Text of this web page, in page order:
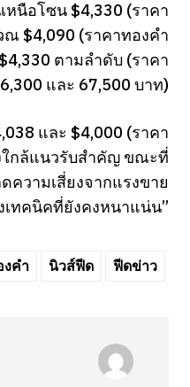
หนือโซน $4,330 (ราคา
$4,090 (ราคาทองคำ
ตามลำดับ (ราคา
และ 67,500 บาท)
และ $4,000 (ราคา
ใกล้แนวรับสำคัญ ขณะที่
ความเสี่ยงจากแรงขาย
เทคนิคที่ยังคงหนาแน่น”
คำ นิวส์ฟีด ฟีดข่าว